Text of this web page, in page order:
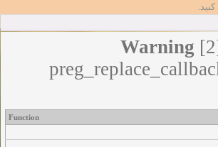
Warning
Function